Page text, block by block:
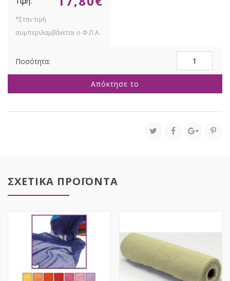
ΡΟΖ
Απόκτησε το
ΣΧΕΤΙΚΑ ΠΡΟΪΟΝΤΑ